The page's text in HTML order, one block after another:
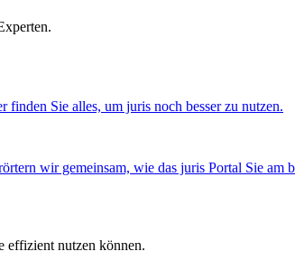
Sie alles, um juris noch besser zu nutzen.
wir gemeinsam, wie das juris Portal Sie am
effizient nutzen können.